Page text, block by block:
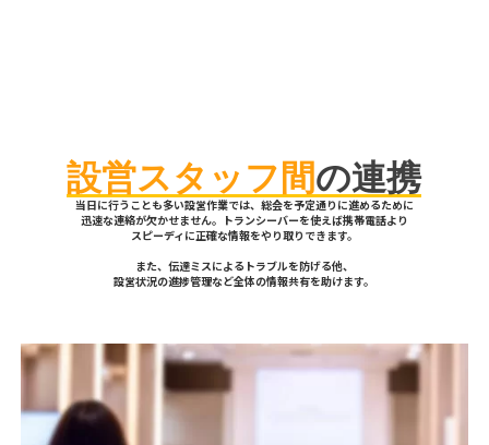
設営スタッフ間の連携
当日に行うことも多い設営作業では、総会を予定通りに進めるために
迅速な連絡が欠かせません。トランシーバーを使えば携帯電話より
スピーディに正確な情報をやり取りできます。
また、伝達ミスによるトラブルを防げる他、
設営状況の進捗管理など全体の情報共有を助けます。